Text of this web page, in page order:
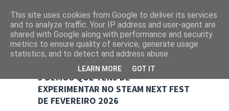
5 DEMOS QUE TENS DE
EXPERIMENTAR NO STEAM NEXT FEST
DE FEVEREIRO 2026
This site uses cookies from Google to deliver its services
and to analyze traffic. Your IP address and user-agent are
shared with Google along with performance and security
metrics to ensure quality of service, generate usage
statistics, and to detect and address abuse.
LEARN MORE GOT IT